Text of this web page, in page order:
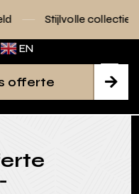
collecties voor elk
EN

offerte